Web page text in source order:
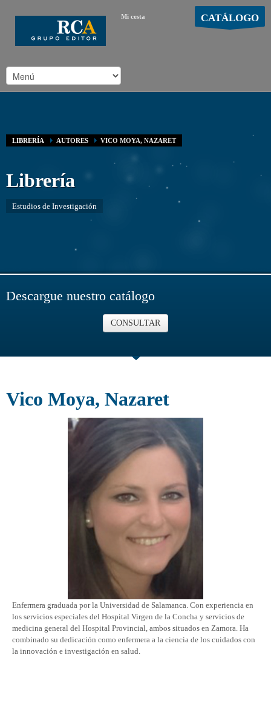
Mi cesta CATÁLOGO
LIBRERÍA AUTORES VICO MOYA, NAZARET
Librería
Estudios de Investigación
Descargue nuestro catálogo
CONSULTAR
Vico Moya, Nazaret
Enfermera graduada por la Universidad de Salamanca. Con experiencia en
los servicios especiales del Hospital Virgen de la Concha y servicios de
medicina general del Hospital Provincial, ambos situados en Zamora. Ha
combinado su dedicación como enfermera a la ciencia de los cuidados con
la innovación e investigación en salud.